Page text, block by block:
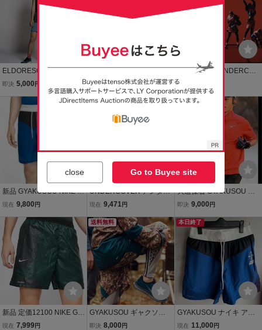
ELDORESO エルドレッ
ソ Long Vacation Tシャツ
ノースリーブTシャツ 半
袖 XS 新品同様
即決 5,000 円
ligne roset リーンロゼ TO
GO トーゴ 3Pソファ/3人
掛けソファ ローソファ/フ
ロアソファ ミッシェル・
デュカロワ 60万
現在 275,000円
NIKE ナイキ UNDERCOV
ER アンダーカバー GYAK
USOU ギャクソウ CZ470
0-611 ショートパンツ シ
ョーツ ランニングパンツ
即決
新品 GYAKUSOU NIKE x
UNDERCOVER ナイキ ア
ショートパンツ S CU265
1 477 ショーツ デニム 68
現在 9,800 円
本日終了
UNDERCOVER アンダー
カバー パンツ サイズ:M /
ッチ ランニングショーツ /
グレー / ボトムス ショー
トパンツ
現在 9,471円
送料無料
大迫傑着 GYAKUSOU ギ
ャクソウ NIKE UNDERC
バー ランニングタイツ ラ
ンニングパンツ M 美品 稀
即決 9,000 円
新品 定価12100 NIKE GY
AKUSOU 代々木公園 ショ
現在 7,999円
送料無料
GYAKUSOU ギャクソウ
ナイキ アンダーカバー NI
即決 8,000 円
本日終了
GYAKUSOU ナイキ アン
ダーカバー ランニング シ
現在 11,000 円
close Go to Buyee site